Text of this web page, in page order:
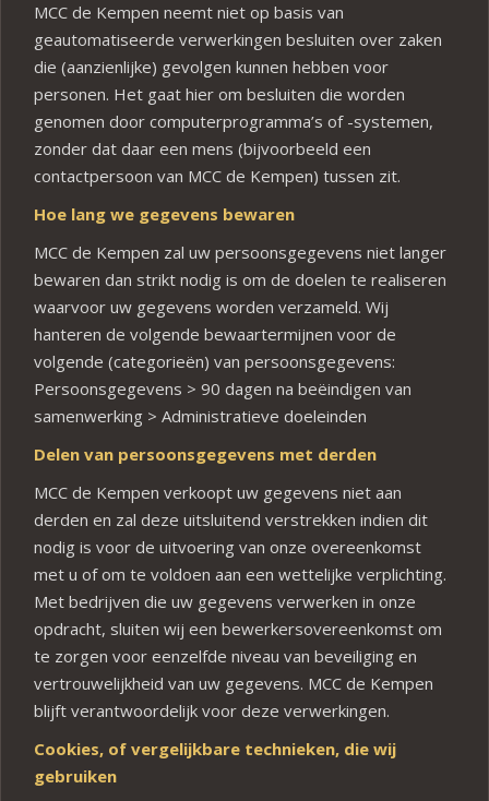
MCC de Kempen neemt niet op basis van
geautomatiseerde verwerkingen besluiten over zaken
die (aanzienlijke) gevolgen kunnen hebben voor
personen. Het gaat hier om besluiten die worden
genomen door computerprogramma’s of -systemen,
zonder dat daar een mens (bijvoorbeeld een
contactpersoon van MCC de Kempen) tussen zit.
Hoe lang we gegevens bewaren
MCC de Kempen zal uw persoonsgegevens niet langer
bewaren dan strikt nodig is om de doelen te realiseren
waarvoor uw gegevens worden verzameld. Wij
hanteren de volgende bewaartermijnen voor de
volgende (categorieën) van persoonsgegevens:
Persoonsgegevens > 90 dagen na beëindigen van
samenwerking > Administratieve doeleinden
Delen van persoonsgegevens met derden
MCC de Kempen verkoopt uw gegevens niet aan
derden en zal deze uitsluitend verstrekken indien dit
nodig is voor de uitvoering van onze overeenkomst
met u of om te voldoen aan een wettelijke verplichting.
Met bedrijven die uw gegevens verwerken in onze
opdracht, sluiten wij een bewerkersovereenkomst om
te zorgen voor eenzelfde niveau van beveiliging en
vertrouwelijkheid van uw gegevens. MCC de Kempen
blijft verantwoordelijk voor deze verwerkingen.
Cookies, of vergelijkbare technieken, die wij
gebruiken